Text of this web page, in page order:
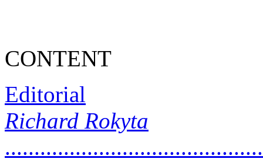
CONTENT
Editorial
Richard Rokyta